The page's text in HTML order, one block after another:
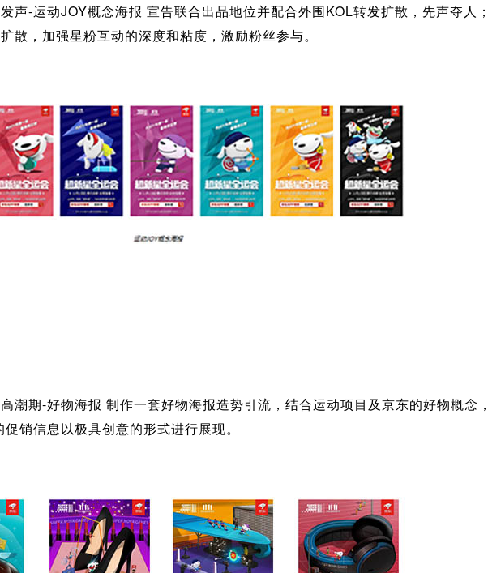
声-运动JOY概念海报 宣告联合出品地位并配合外围KOL转发扩散，先声夺人
散，加强星粉互动的深度和粘度，激励粉丝参与。
潮期-好物海报 制作一套好物海报造势引流，结合运动项目及京东的好物概念
促销信息以极具创意的形式进行展现。